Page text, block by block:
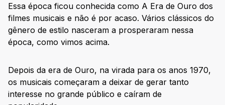
Essa época ficou conhecida como A Era de Ouro dos
filmes musicais e não é por acaso. Vários clássicos do
gênero de estilo nasceram a prosperaram nessa
época, como vimos acima.
Depois da era de Ouro, na virada para os anos 1970,
os musicais começaram a deixar de gerar tanto
interesse no grande público e caíram de